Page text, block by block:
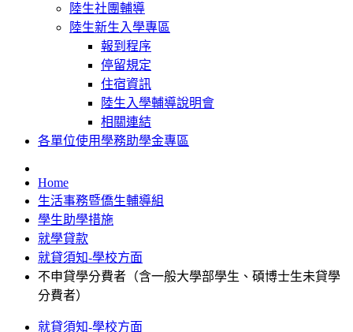
陸生社團輔導
陸生新生入學專區
報到程序
停留規定
住宿資訊
陸生入學輔導說明會
相關連結
各單位使用學務助學金專區
Home
生活事務暨僑生輔導組
學生助學措施
就學貸款
就貸須知-學校方面
不申貸學分費者（含一般大學部學生、碩博士生未貸學
分費者）
就貸須知-學校方面